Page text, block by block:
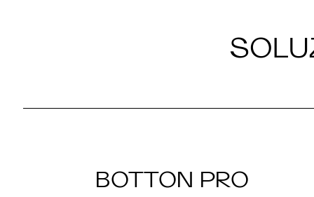
BOTTON PRO